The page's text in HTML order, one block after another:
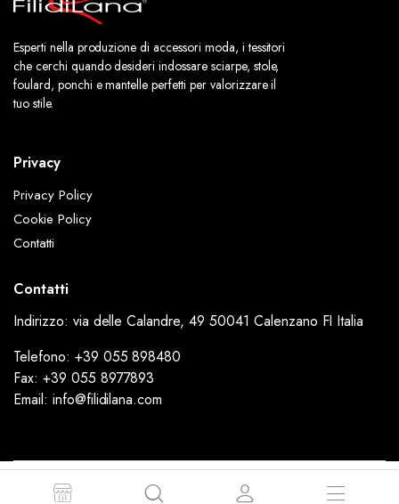
Esperti nella produzione di accessori moda, i tessitori
che cerchi quando desideri indossare sciarpe, stole,
foulard, ponchi e mantelle perfetti per valorizzare il
tuo stile.
Privacy
Privacy Policy
Cookie Policy
Contatti
Contatti
Indirizzo: via delle Calandre, 49 50041 Calenzano FI Italia
Telefono: +39 055 898480
Fax: +39 055 8977893
Email: info@filidilana.com
Copyright 2024 © FiliDiLana - Via delle Calandre, 49 50041 Calenzano FI